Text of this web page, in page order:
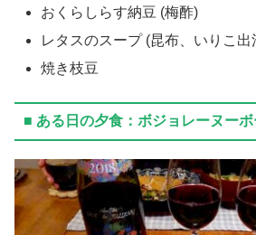
おくらしらす納豆 (梅酢)
レタスのスープ (昆布、いりこ
焼き枝豆
■ ある日の夕食：ボジョレーヌーボ